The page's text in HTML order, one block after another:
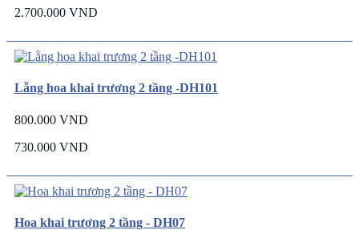
2.700.000 VND
Lẵng hoa khai trương 2 tầng -DH101
800.000 VND
730.000 VND
Hoa khai trương 2 tầng - DH07